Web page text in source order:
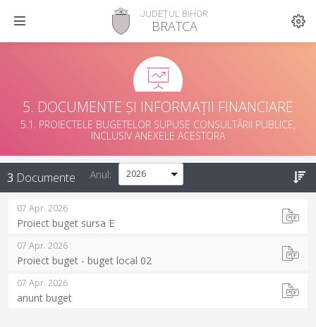
JUDEȚUL BIHOR
BRATCA
5. DOCUMENTE ȘI INFORMAȚII FINANCIARE
5.1. PROIECTELE BUGETELOR SUPUSE CONSULTĂRII PUBLICE,
INCLUSIV ANEXELE ACESTORA
3 Documente Anul:
07 Apr. 2026
Proiect buget sursa E
07 Apr. 2026
Proiect buget - buget local 02
07 Apr. 2026
anunt buget